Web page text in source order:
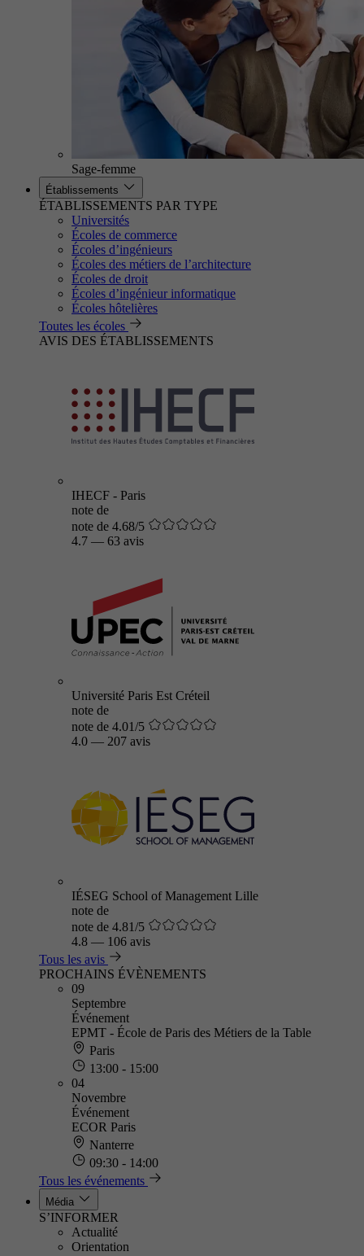
Sage-femme
Établissements
ÉTABLISSEMENTS PAR TYPE
Universités
Écoles de commerce
Écoles d’ingénieurs
Écoles des métiers de l’architecture
Écoles de droit
Écoles d’ingénieur informatique
Écoles hôtelières
Toutes les écoles
AVIS DES ÉTABLISSEMENTS
IHECF - Paris
note de
note de 4.68/5
4.7 — 63 avis
Université Paris Est Créteil
note de
note de 4.01/5
4.0 — 207 avis
IÉSEG School of Management Lille
note de
note de 4.81/5
4.8 — 106 avis
Tous les avis
PROCHAINS ÉVÈNEMENTS
09
Septembre
Événement
EPMT - École de Paris des Métiers de la Table
Paris
13:00 - 15:00
04
Novembre
Événement
ECOR Paris
Nanterre
09:30 - 14:00
Tous les événements
Média
S’INFORMER
Actualité
Orientation